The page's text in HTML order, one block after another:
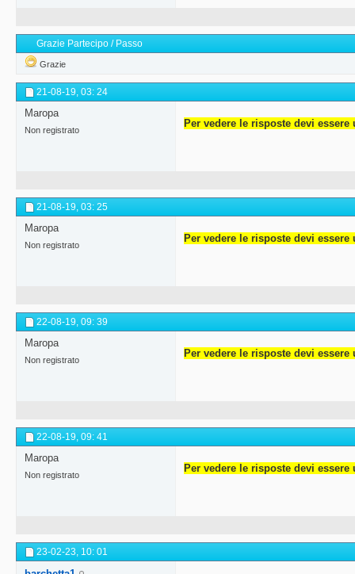
Grazie Partecipo / Passo
Grazie
21-08-19, 03: 24
Maropa
Non registrato
Per vedere le risposte devi
21-08-19, 03: 25
Maropa
Non registrato
Per vedere le risposte devi
22-08-19, 09: 39
Maropa
Non registrato
Per vedere le risposte devi
22-08-19, 09: 41
Maropa
Non registrato
Per vedere le risposte devi
23-02-23, 10: 01